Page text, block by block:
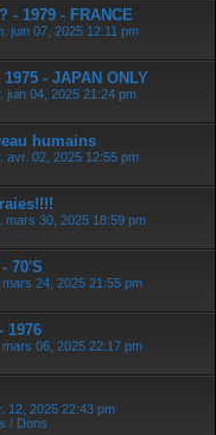
- 1979 - FRANCE
juin 07, 2025 12:11 pm
- JAPAN ONLY
juin 04, 2025 21:24 pm
humains
avr. 02, 2025 12:55 pm
mars 30, 2025 18:59 pm
70'S
mars 24, 2025 21:55 pm
1976
mars 06, 2025 22:17 pm
12, 2025 22:43 pm
/ Dons